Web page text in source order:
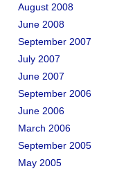
August 2008
June 2008
September 2007
July 2007
June 2007
September 2006
June 2006
March 2006
September 2005
May 2005